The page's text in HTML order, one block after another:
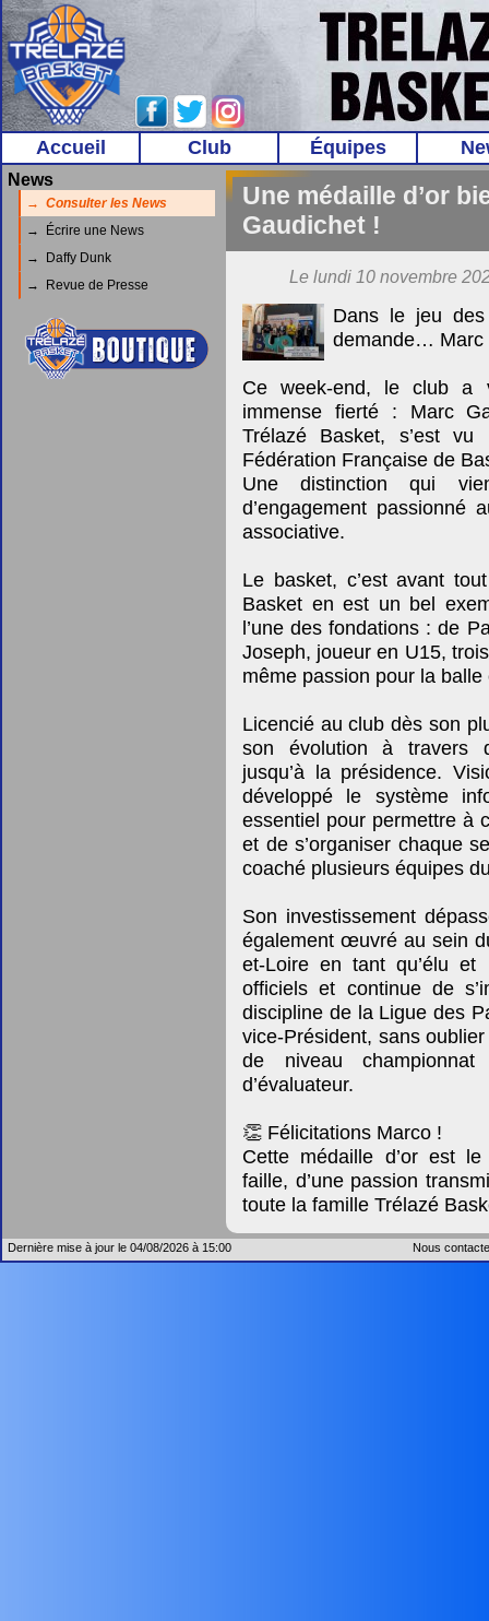
Accueil Club Équipes
News
→ Consulter les News
→ Écrire une News
→ Daffy Dunk
→ Revue de Presse
Une médaille d’or
Gaudichet !
Le lundi 10 novembre
Dans le jeu
demande… Marc
Ce week-end, le club a
immense fierté : Marc
Trélazé Basket, s’est
Fédération Française de
Une distinction qui
d’engagement
associative.
Le basket, c’est avant
Basket en est un bel
l’une des fondations : de
Joseph, joueur en U15,
même passion pour la balle
Licencié au club dès son
son évolution à travers
jusqu’à la présidence.
développé le système
essentiel pour permettre à
et de s’organiser chaque
coaché plusieurs équipes
Son investissement
également œuvré au sein
et-Loire en tant qu’élu
officiels et continue de
discipline de la Ligue des
vice-Président, sans
de niveau
d’évaluateur.
👏 Félicitations Marco !
Cette médaille d’or est
faille, d’une passion
toute la famille Trélazé
Dernière mise à jour le 04/08/2026 à 15:00 Nous